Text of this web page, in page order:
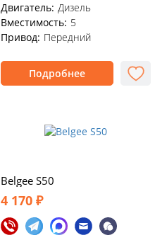
Двигатель: Дизель
Вместимость: 5
Привод: Передний
Подробнее
Belgee S50
4 170 ₽